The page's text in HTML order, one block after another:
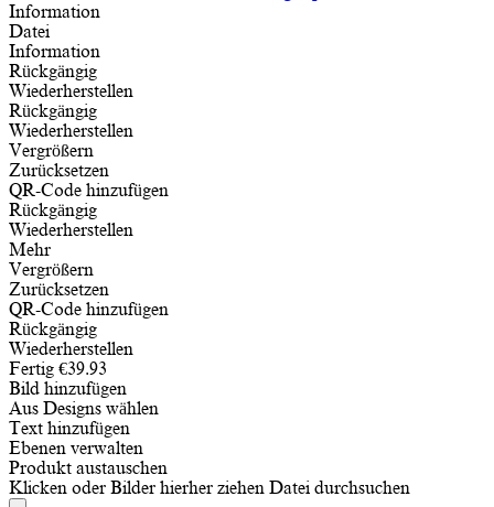
Information
Datei
Information
Rückgängig
Wiederherstellen
Rückgängig
Wiederherstellen
Vergrößern
Zurücksetzen
QR-Code hinzufügen
Rückgängig
Wiederherstellen
Mehr
Vergrößern
Zurücksetzen
QR-Code hinzufügen
Rückgängig
Wiederherstellen
Fertig €39.93
Bild hinzufügen
Aus Designs wählen
Text hinzufügen
Ebenen verwalten
Produkt austauschen
Klicken oder Bilder hierher ziehen Datei durchsuchen